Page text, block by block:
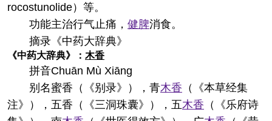
rocostunolide）等。
功能主治行气止痛， 健脾消食。
摘录 《中药大辞典》
《中药大辞典》： 木香
拼音Chuān Mù Xiānɡ
别名蜜香（《别录》），青木香 （《本草经集
注》），五香（《三洞珠囊》），五木香 （《乐府诗